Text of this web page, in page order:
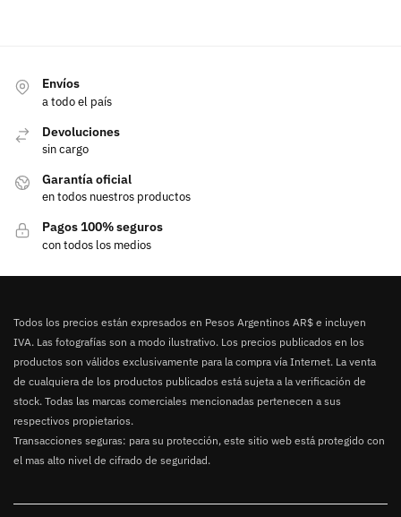
Envíos
a todo el país
Devoluciones
sin cargo
Garantía oficial
en todos nuestros productos
Pagos 100% seguros
con todos los medios
Todos los precios están expresados en Pesos Argentinos AR$ e incluyen
IVA. Las fotografías son a modo ilustrativo. Los precios publicados en los
productos son válidos exclusivamente para la compra vía Internet. La venta
de cualquiera de los productos publicados está sujeta a la verificación de
stock. Todas las marcas comerciales mencionadas pertenecen a sus
respectivos propietarios.
Transacciones seguras: para su protección, este sitio web está protegido con
el mas alto nivel de cifrado de seguridad.